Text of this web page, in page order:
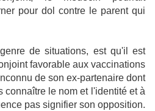
pour dol contre le parent qui
de situations, est qu'il est
favorable aux vaccinations
de son ex-partenaire dont
connaître le nom et l'identité et à
pas signifier son opposition.